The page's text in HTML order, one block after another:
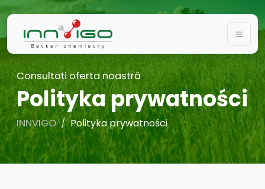
Consultați oferta noastră
Polityka prywatności
INNVIGO Polityka prywatności